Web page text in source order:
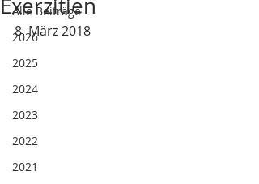
Alle Beiträge
2026
2025
2024
2023
2022
2021
Exerzitien
8. März 2018